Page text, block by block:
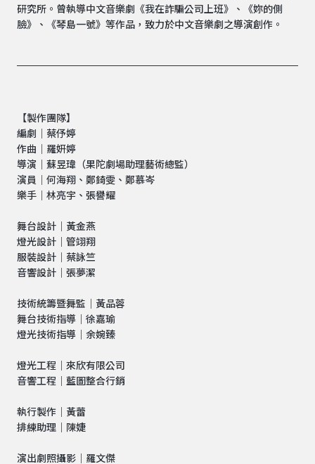
研究所。曾執導中文音樂劇《我在詐騙公司上班》、《妳的側
臉》、《琴島一號》等作品，致力於中文音樂劇之導演創作。
【製作團隊】
編劇｜蔡伃婷
作曲｜羅妍婷
導演｜蘇昱瑋（果陀劇場助理藝術總監）
演員｜何海翔、鄭錡雯、鄭慕岑
樂手｜林亮宇、張譽耀
舞台設計｜黃金燕
燈光設計｜管翊翔
服裝設計｜蔡詠竺
音響設計｜張夢潔
技術統籌暨舞監｜黃品蓉
舞台技術指導｜徐嘉瑜
燈光技術指導｜余婉臻
燈光工程｜來欣有限公司
音響工程｜藍圖整合行銷
執行製作｜黃蕾
排練助理｜陳婕
演出劇照攝影｜羅文傑